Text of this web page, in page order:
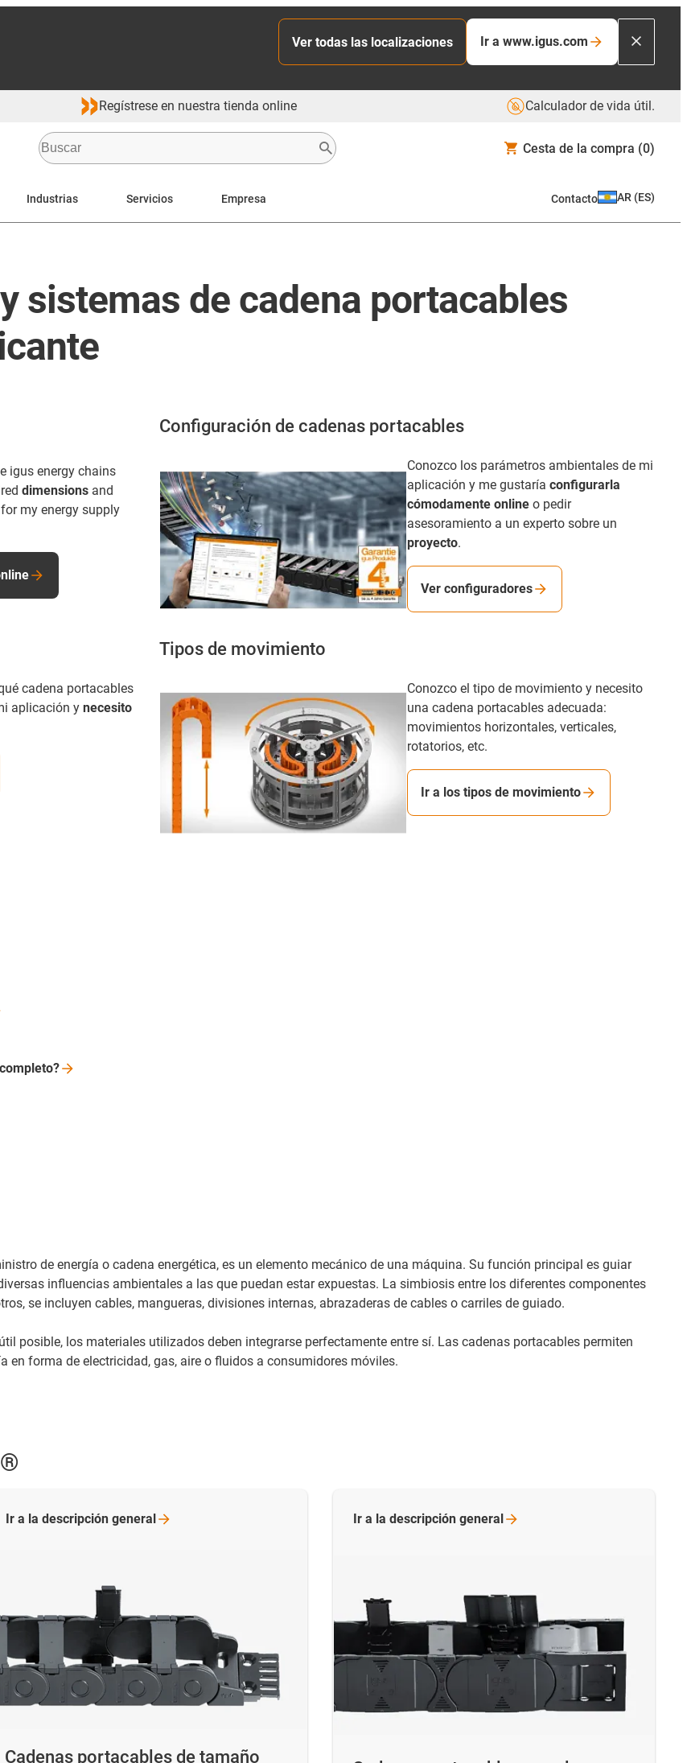
Ver todas las localizaciones Ir a www.igus.com
Regístrese en nuestra tienda online Calculador de vida útil.
Cesta de la compra (0)
Industrias Servicios Empresa Contacto AR (ES)
sistemas de cadena portacables
igus energy chains
dimensions and
for my energy supply
Configuración de cadenas portacables
Conozco los parámetros ambientales de mi
aplicación y me gustaría configurarla
cómodamente online o pedir
asesoramiento a un experto sobre un
proyecto.
Ver configuradores
cadena portacables
aplicación y necesito
Tipos de movimiento
Conozco el tipo de movimiento y necesito
una cadena portacables adecuada:
movimientos horizontales, verticales,
rotatorios, etc.
Ir a los tipos de movimiento
completo?
de energía o cadena energética, es un elemento mecánico de una máquina. Su función principal es guiar
influencias ambientales a las que puedan estar expuestas. La simbiosis entre los diferentes componentes
se incluyen cables, mangueras, divisiones internas, abrazaderas de cables o carriles de guiado.
posible, los materiales utilizados deben integrarse perfectamente entre sí. Las cadenas portacables permiten
forma de electricidad, gas, aire o fluidos a consumidores móviles.
Cadenas portacables de tamaño
Ir a la descripción general Ir a la descripción general